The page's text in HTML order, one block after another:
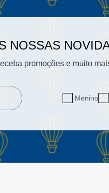
NOSSAS
promoções e muito
Menino